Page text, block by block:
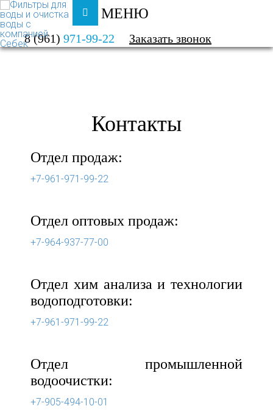
МЕНЮ
8 (961) 971-99-22 Заказать звонок
ФИЛЬТРЫ ДЛЯ ВОДЫ И ОЧИСТКА ВОДЫ
О КОМПАНИИ
КОНТАКТЫ
Контакты
Отдел продаж:
+7-961-971-99-22
Отдел оптовых продаж:
+7-964-937-77-00
Отдел хим анализа и технологии
водоподготовки:
+7-961-971-99-22
Отдел промышленной
водоочистки:
+7-905-494-10-01